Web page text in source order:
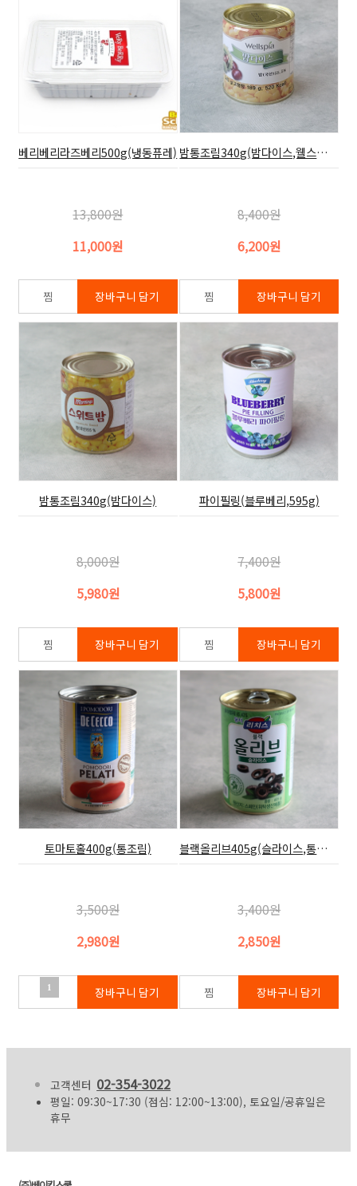
베리베리라즈베리500g(냉동퓨레)
13,800원
11,000원
밤통조림340g(밤다이스,웰스피아)
8,400원
6,200원
밤통조림340g(밤다이스)
8,000원
5,980원
파이필링(블루베리,595g)
7,400원
5,800원
토마토홀400g(통조림)
3,500원
2,980원
블랙올리브405g(슬라이스,통조림)
3,400원
2,850원
1
고객센터 02-354-3022
평일: 09:30~17:30 (점심: 12:00~13:00), 토요일/공휴일은
휴무